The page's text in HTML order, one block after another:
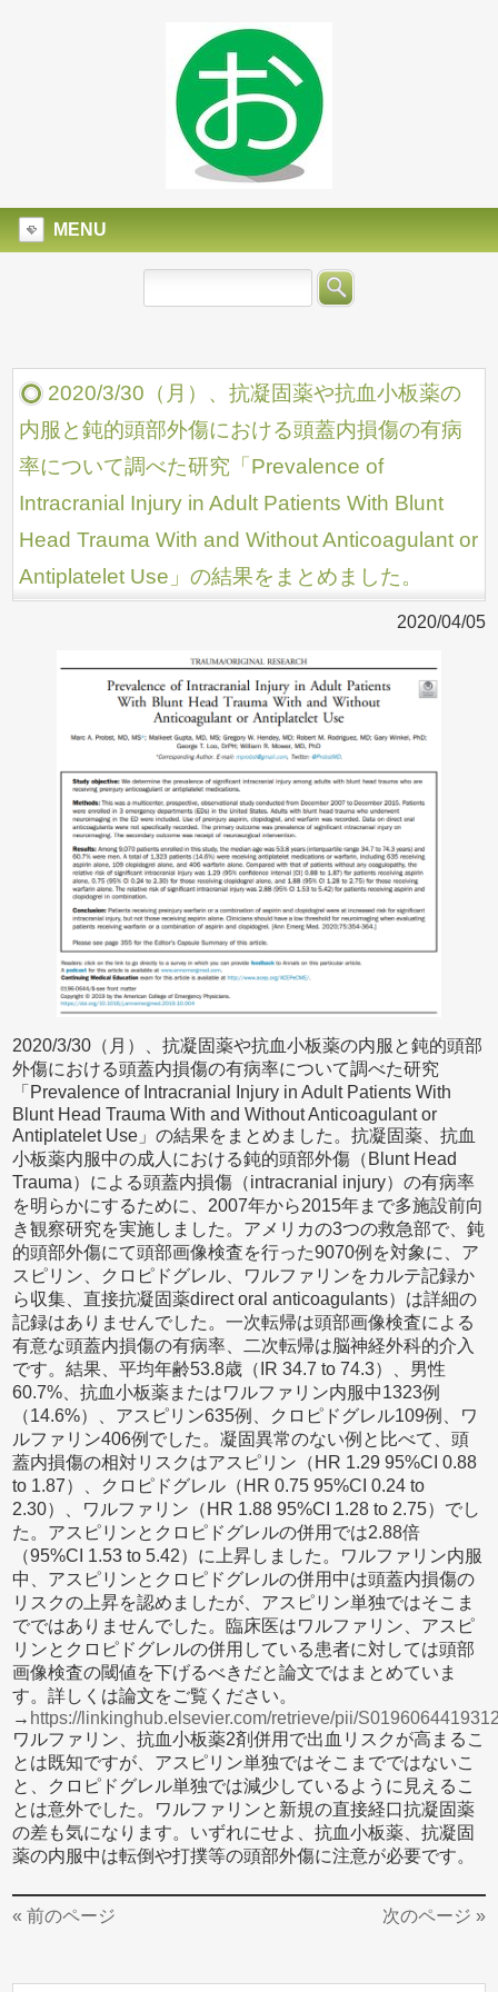
MENU
2020/3/30（月）、抗凝固薬や抗血小板薬の
内服と鈍的頭部外傷における頭蓋内損傷の有病
率について調べた研究「Prevalence of
Intracranial Injury in Adult Patients With Blunt
Head Trauma With and Without Anticoagulant or
Antiplatelet Use」の結果をまとめました。
2020/04/05
2020/3/30（月）、抗凝固薬や抗血小板薬の内服と鈍的頭部
外傷における頭蓋内損傷の有病率について調べた研究
「Prevalence of Intracranial Injury in Adult Patients With
Blunt Head Trauma With and Without Anticoagulant or
Antiplatelet Use」の結果をまとめました。抗凝固薬、抗血
小板薬内服中の成人における鈍的頭部外傷（Blunt Head
Trauma）による頭蓋内損傷（intracranial injury）の有病率
を明らかにするために、2007年から2015年まで多施設前向
き観察研究を実施しました。アメリカの3つの救急部で、鈍
的頭部外傷にて頭部画像検査を行った9070例を対象に、ア
スピリン、クロピドグレル、ワルファリンをカルテ記録か
ら収集、直接抗凝固薬direct oral anticoagulants）は詳細の
記録はありませんでした。一次転帰は頭部画像検査による
有意な頭蓋内損傷の有病率、二次転帰は脳神経外科的介入
です。結果、平均年齢53.8歳（IR 34.7 to 74.3）、男性
60.7%、抗血小板薬またはワルファリン内服中1323例
（14.6%）、アスピリン635例、クロピドグレル109例、ワ
ルファリン406例でした。凝固異常のない例と比べて、頭
蓋内損傷の相対リスクはアスピリン（HR 1.29 95%CI 0.88
to 1.87）、クロピドグレル（HR 0.75 95%CI 0.24 to
2.30）、ワルファリン（HR 1.88 95%CI 1.28 to 2.75）でし
た。アスピリンとクロピドグレルの併用では2.88倍
（95%CI 1.53 to 5.42）に上昇しました。ワルファリン内服
中、アスピリンとクロピドグレルの併用中は頭蓋内損傷の
リスクの上昇を認めましたが、アスピリン単独ではそこま
でではありませんでした。臨床医はワルファリン、アスピ
リンとクロピドグレルの併用している患者に対しては頭部
画像検査の閾値を下げるべきだと論文ではまとめていま
す。詳しくは論文をご覧ください。
→ https://linkinghub.elsevier.com/retrieve/pii/
ワルファリン、抗血小板薬2剤併用で出血リスクが高まるこ
とは既知ですが、アスピリン単独ではそこまでではないこ
と、クロピドグレル単独では減少しているように見えるこ
とは意外でした。ワルファリンと新規の直接経口抗凝固薬
の差も気になります。いずれにせよ、抗血小板薬、抗凝固
薬の内服中は転倒や打撲等の頭部外傷に注意が必要です。
« 前のページ 次のページ »